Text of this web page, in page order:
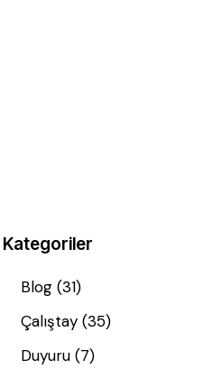
Kategoriler
Blog (31)
Çalıştay (35)
Duyuru (7)